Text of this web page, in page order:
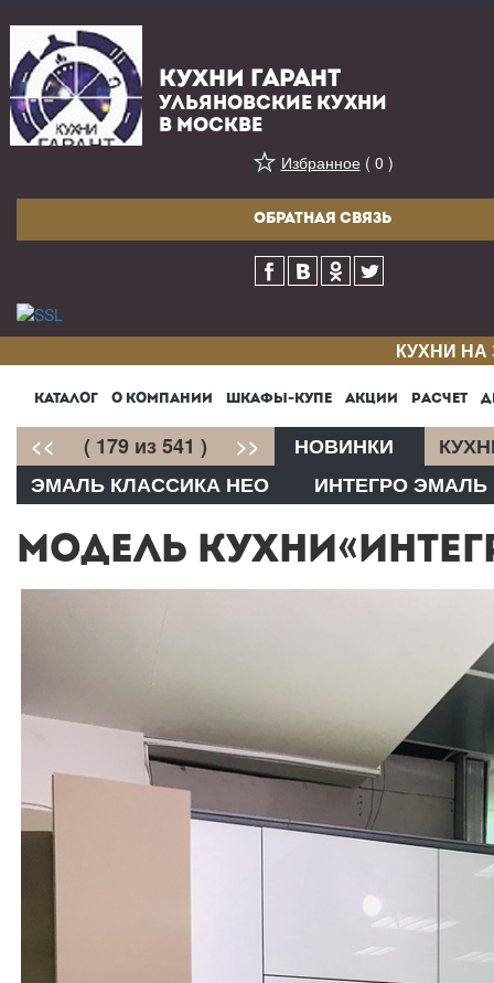
КУХНИ ГАРАНТ
УЛЬЯНОВСКИЕ КУХНИ
В МОСКВЕ
Избранное( 0 )
ОБРАТНАЯ СВЯЗЬ
КУХНИ
КАТАЛОГ О КОМПАНИИ ШКАФЫ-КУПЕ АКЦИИ РАСЧЕТ
<< ( 179 из 541 ) >> НОВИНКИ
ЭМАЛЬ КЛАССИКА НЕО
ИНТЕГРО ЭМАЛЬ
МОДЕЛЬ